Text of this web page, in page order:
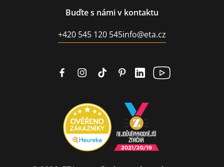
Buďte s námi v kontaktu
+420 545 120 545info@eta.cz